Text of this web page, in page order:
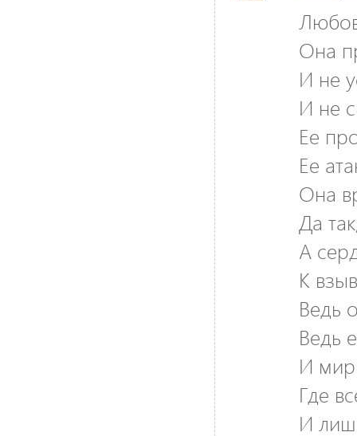
Она
И не
И не
Ее
Ее
Она
Да
А
К
Ведь
Ведь
И мир
Где
И